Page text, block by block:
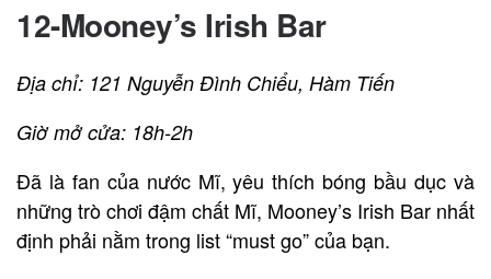
12-Mooney’s Irish Bar
Địa chỉ: 121 Nguyễn Đình Chiểu, Hàm Tiến
Giờ mở cửa: 18h-2h
Đã là fan của nước Mĩ, yêu thích bóng bầu dục và
những trò chơi đậm chất Mĩ, Mooney’s Irish Bar nhất
định phải nằm trong list “must go” của bạn.